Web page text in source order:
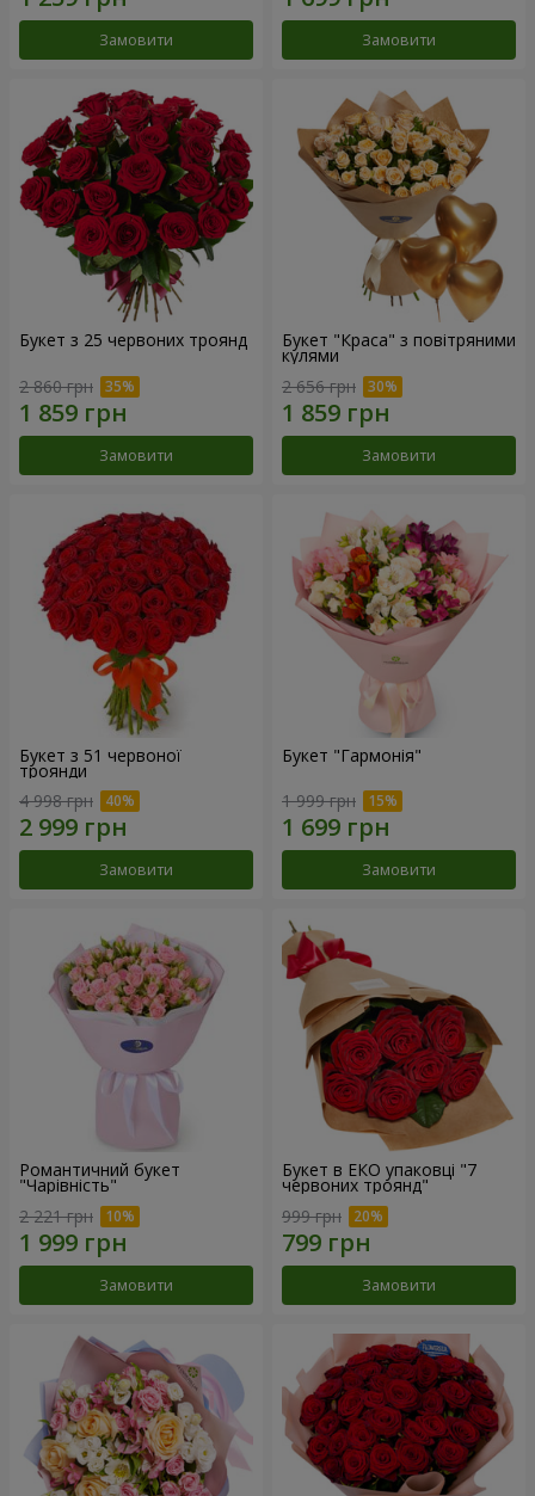
Замовити Замовити
Букет з 25 червоних троянд
2 860 грн
Замовити
Букет "Краса" з повітряними
кулями
2 656 грн
Замовити
Букет з 51 червоної
троянди
4 998 грн
Замовити
Букет "Гармонія"
1 999 грн
Замовити
Романтичний букет
"Чарівність"
2 221 грн
Замовити
Букет в ЕКО упаковці "7
червоних троянд"
999 грн
Замовити